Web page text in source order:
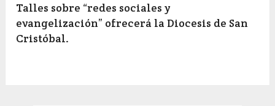
Talles sobre “redes sociales y
evangelización” ofrecerá la Diocesis de San
Cristóbal.